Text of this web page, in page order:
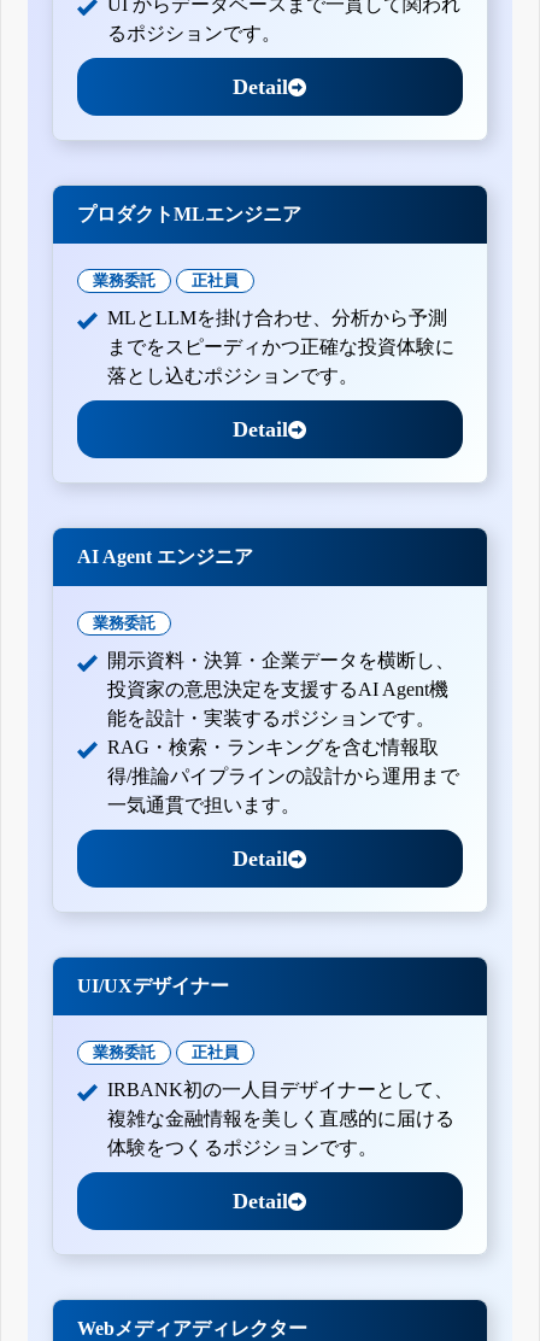
UI からデータベースまで一貫して関われ
るポジションです。
Detail
プロダクトMLエンジニア
業務委託 正社員
MLとLLMを掛け合わせ、分析から予測
までをスピーディかつ正確な投資体験に
落とし込むポジションです。
Detail
AI Agent エンジニア
業務委託
開示資料・決算・企業データを横断し、
投資家の意思決定を支援するAI Agent機
能を設計・実装するポジションです。
RAG・検索・ランキングを含む情報取
得/推論パイプラインの設計から運用まで
一気通貫で担います。
Detail
UI/UXデザイナー
業務委託 正社員
IRBANK初の一人目デザイナーとして、
複雑な金融情報を美しく直感的に届ける
体験をつくるポジションです。
Detail
Webメディアディレクター